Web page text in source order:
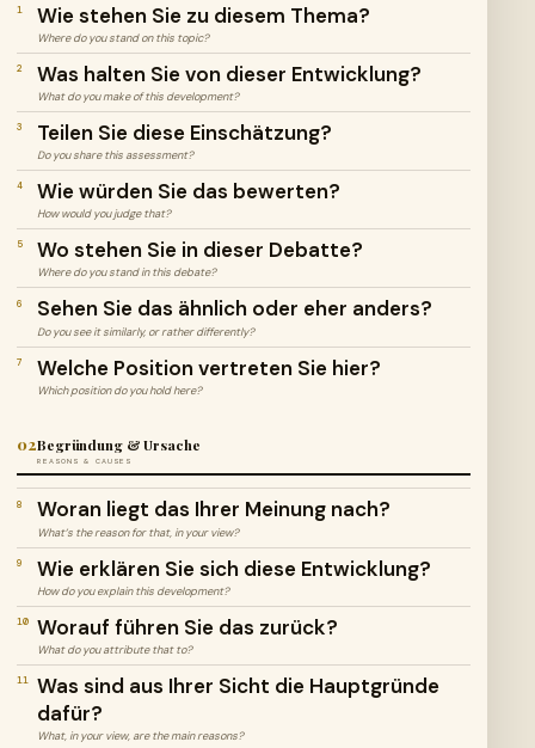
1 Wie stehen Sie zu diesem Thema?
Where do you stand on this topic?
2 Was halten Sie von dieser Entwicklung?
What do you make of this development?
3 Teilen Sie diese Einschätzung?
Do you share this assessment?
4 Wie würden Sie das bewerten?
How would you judge that?
5 Wo stehen Sie in dieser Debatte?
Where do you stand in this debate?
6 Sehen Sie das ähnlich oder eher anders?
Do you see it similarly, or rather differently?
7 Welche Position vertreten Sie hier?
Which position do you hold here?
02Begründung & Ursache
REASONS & CAUSES
8 Woran liegt das Ihrer Meinung nach?
What’s the reason for that, in your view?
9 Wie erklären Sie sich diese Entwicklung?
How do you explain this development?
10 Worauf führen Sie das zurück?
What do you attribute that to?
11
Was sind aus Ihrer Sicht die Hauptgründe
dafür?
What, in your view, are the main reasons?